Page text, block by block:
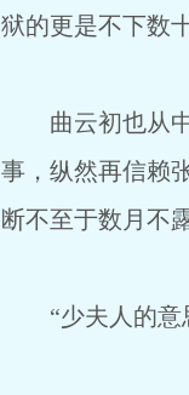
狱的更是不下数
曲云初也从中
事，纵然再信赖
断不至于数月不
“少夫人的意